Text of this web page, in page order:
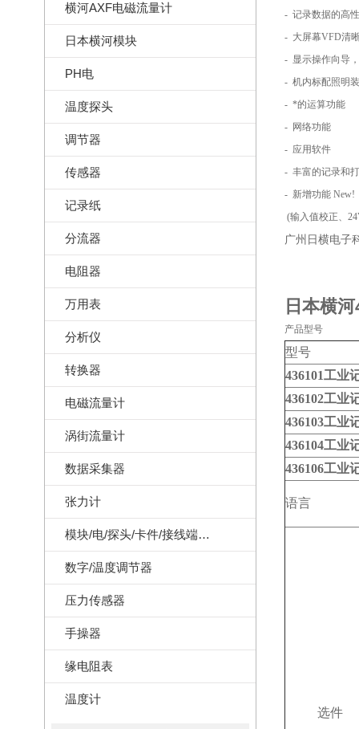
横河AXF电磁流量计
日本横河模块
PH电
温度探头
调节器
传感器
记录纸
分流器
电阻器
万用表
分析仪
转换器
电磁流量计
涡街流量计
数据采集器
张力计
模块/电/探头/卡件/接线端子/记录纸
数字/温度调节器
压力传感器
手操器
缘电阻表
温度计
- 记录数据的高性
- 大屏幕VFD清
- 显示操作向导
- 机内标配照明
- *的运算功能
- 网络功能
- 应用软件
- 丰富的记录和
- 新增功能 New!
(输入值校正、
广州日横电
日本横
产品型号
型号
436101工业
436102工业
436103工业
436104工业
436106工业
语言
选件